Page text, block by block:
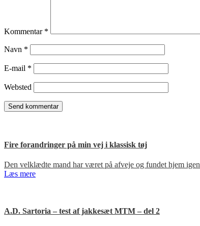
Kommentar *
Navn *
E-mail *
Websted
Fire forandringer på min vej i klassisk tøj
Den velklædte mand har været på afveje og fundet hjem
Læs mere
A.D. Sartoria – test af jakkesæt MTM – del 2